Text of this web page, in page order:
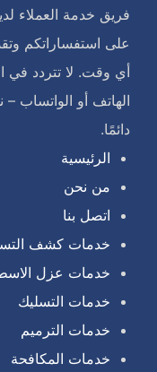
فريق خدمة العملاء
على استفساراتكم
أي وقت. لا تتردد في
الهاتف أو الواتساب
دائمًا.
الرئيسية
من نحن
اتصل بنا
خدمات كشف
خدمات عزل
خدمات التسليك
خدمات الترميم
خدمات المكافحة